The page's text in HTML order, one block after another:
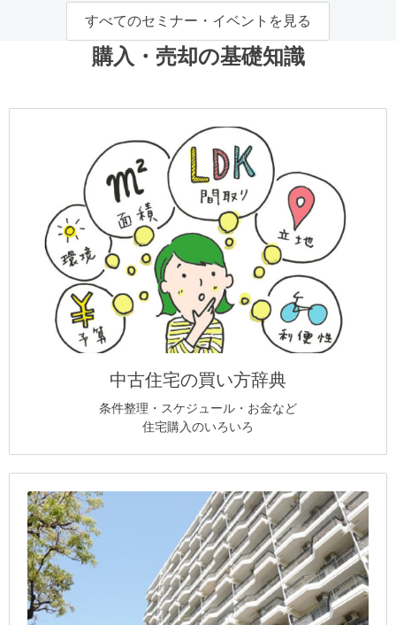
すべてのセミナー・イベントを見る
購入・売却の基礎知識
中古住宅の買い方辞典
条件整理・スケジュール・お金など
住宅購入のいろいろ